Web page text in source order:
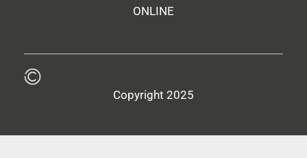
ONLINE
Copyright 2025